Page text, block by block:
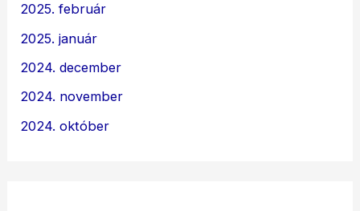
2025. február
2025. január
2024. december
2024. november
2024. október